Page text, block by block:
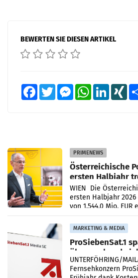
BEWERTEN SIE DIESEN ARTIKEL
FacebookTwitter MessengerWhatsAppLinkedIn
PRIMENEWS
Österreichische
ersten Halbjahr
Briefgeschäft
WIEN Die
ersten Halbjahr
von 1.544,0 Mio.
einem Plus von 3,8
Vergleichszeitraum
MARKETING & MEDIA
ProSiebenSat.1
überraschend viel
UNTERFÖHRING/
Fernsehkonzern